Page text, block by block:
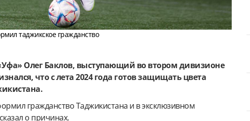
таджикское гражданство
Олег Баклов, выступающий во втором дивизионе
что с лета 2024 года готов защищать цвета
гражданство Таджикистана и в эксклюзивном
о причинах.